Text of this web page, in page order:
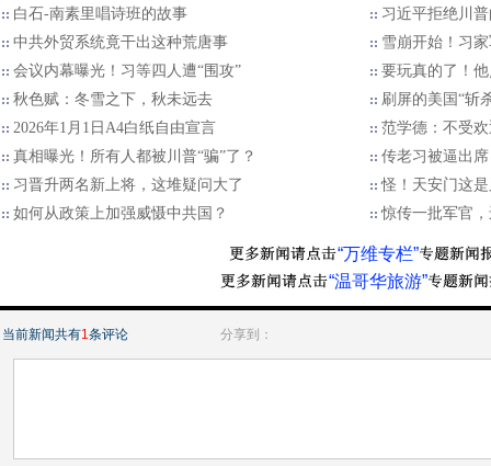
白石-南素里唱诗班的故事
习近平拒绝川普
中共外贸系统竟干出这种荒唐事
雪崩开始！习
会议内幕曝光！习等四人遭“围攻”
要玩真的了！
秋色赋：冬雪之下，秋未远去
刷屏的美国“斩
2026年1月1日A4白纸自由宣言
范学德：不受
真相曝光！所有人都被川普“骗”了？
传老习被逼出
习晋升两名新上将，这堆疑问大了
怪！天安门这
如何从政策上加强威慑中共国？
惊传一批军官
“万维专栏”
“温哥华旅游”
当前新闻共有1条评论 分享到：